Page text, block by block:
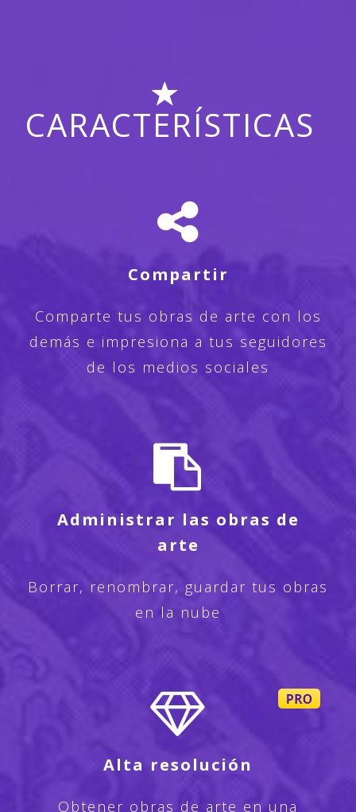
CARACTERÍSTICAS
Compartir
Comparte tus obras de arte con los
demás e impresiona a tus seguidores
de los medios sociales
Administrar las obras de
arte
Borrar, renombrar, guardar tus obras
en la nube
Alta resolución
Obtener obras de arte en una